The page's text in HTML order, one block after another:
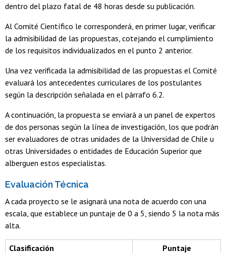
dentro del plazo fatal de 48 horas desde su publicación.
Al Comité Científico le corresponderá, en primer lugar, verificar
la admisibilidad de las propuestas, cotejando el cumplimiento
de los requisitos individualizados en el punto 2 anterior.
Una vez verificada la admisibilidad de las propuestas el Comité
evaluará los antecedentes curriculares de los postulantes
según la descripción señalada en el párrafo 6.2.
A continuación, la propuesta se enviará a un panel de expertos
de dos personas según la línea de investigación, los que podrán
ser evaluadores de otras unidades de la Universidad de Chile u
otras Universidades o entidades de Educación Superior que
alberguen estos especialistas.
Evaluación Técnica
A cada proyecto se le asignará una nota de acuerdo con una
escala, que establece un puntaje de 0 a 5, siendo 5 la nota más
alta.
Clasificación Puntaje